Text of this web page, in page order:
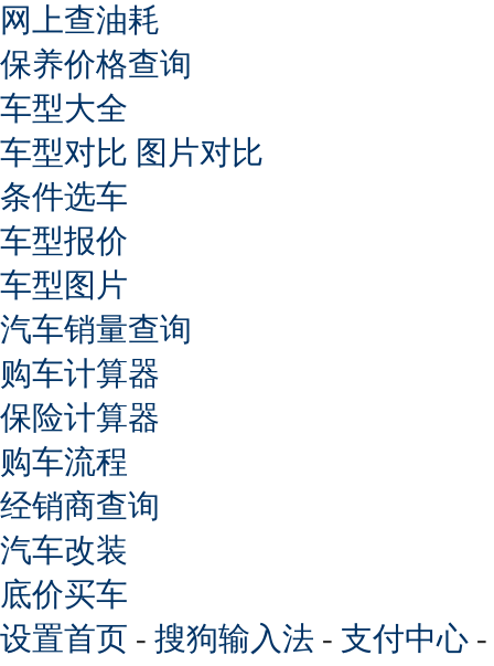
网上查油耗
保养价格查询
车型大全
车型对比 图片对比
条件选车
车型报价
车型图片
汽车销量查询
购车计算器
保险计算器
购车流程
经销商查询
汽车改装
底价买车
设置首页 - 搜狗输入法 - 支付中心 -